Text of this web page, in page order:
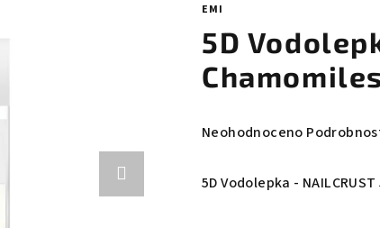
EMI
5D
Chamomiles
Průměrné
produktu
Neohodnoceno
5D Vodolepka -